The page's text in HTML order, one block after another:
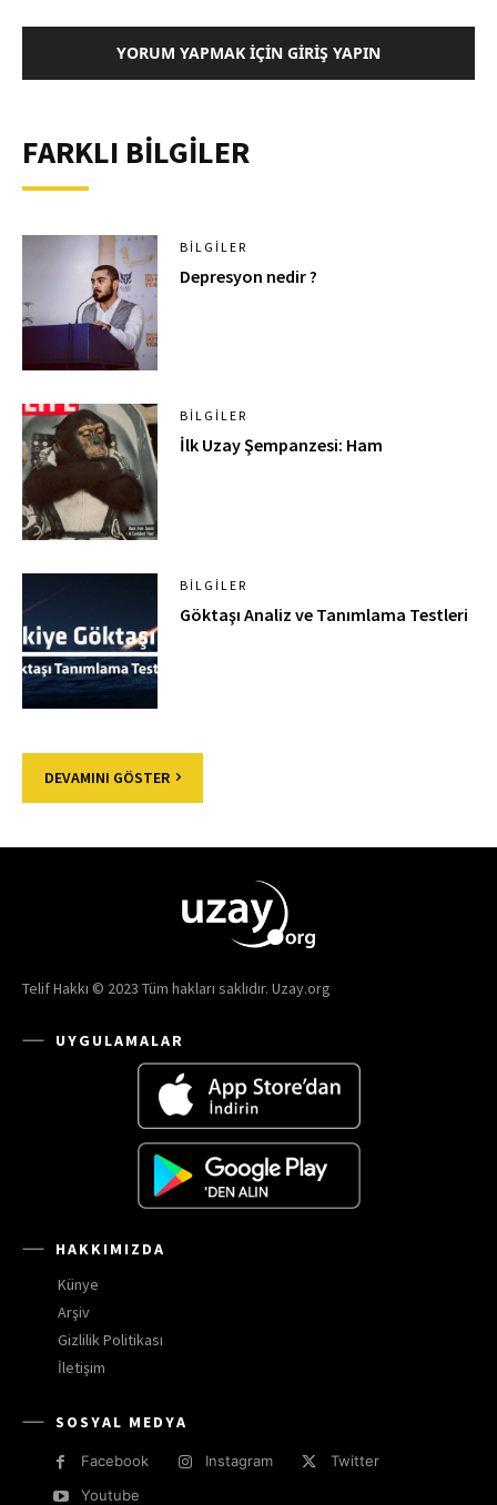
YORUM YAPMAK İÇIN GIRIŞ YAPIN
FARKLI BİLGİLER
BILGILER
Depresyon nedir ?
BILGILER
İlk Uzay Şempanzesi: Ham
BILGILER
Göktaşı Analiz ve Tanımlama Testleri
DEVAMINI GÖSTER
Telif Hakkı © 2023 Tüm hakları saklıdır. Uzay.org
UYGULAMALAR
HAKKIMIZDA
Künye
Arşiv
Gizlilik Politikası
İletişim
SOSYAL MEDYA
Facebook Instagram
Twitter
Youtube